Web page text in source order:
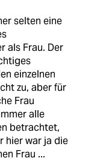
selten eine
als Frau. Der
einzelnen
zu, aber für
Frau
alle
betrachtet,
hier war ja die
Frau ...